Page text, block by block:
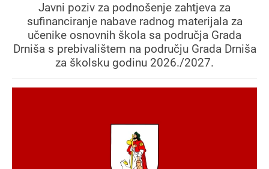
Javni poziv za podnošenje zahtjeva za
sufinanciranje nabave radnog materijala za
učenike osnovnih škola sa područja Grada
Drniša s prebivalištem na području Grada Drniša
za školsku godinu 2026./2027.